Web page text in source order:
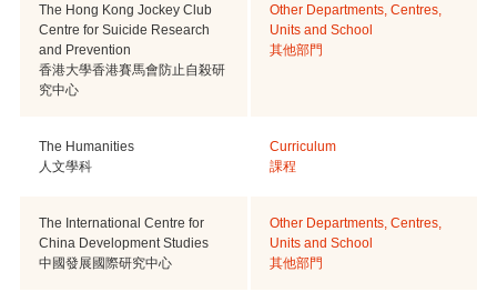
The Hong Kong Jockey Club
Centre for Suicide Research
and Prevention
香港大學香港賽馬會防止自殺研
究中心
Other Departments, Centres,
Units and School
其他部門
The Humanities
人文學科
Curriculum
課程
The International Centre for
China Development Studies
中國發展國際研究中心
Other Departments, Centres,
Units and School
其他部門